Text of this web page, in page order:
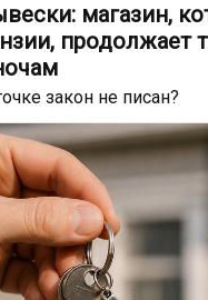
магазин,
продолжает
закон не писан?